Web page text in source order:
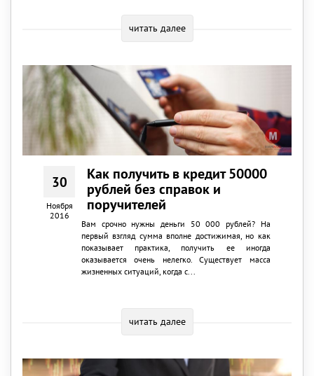
читать далее
30
Ноября
2016
Как получить в кредит 50000
рублей без справок и
поручителей
Вам срочно нужны деньги 50 000 рублей? На
первый взгляд сумма вполне достижимая, но как
показывает практика, получить ее иногда
оказывается очень нелегко. Существует масса
жизненных ситуаций, когда с...
читать далее